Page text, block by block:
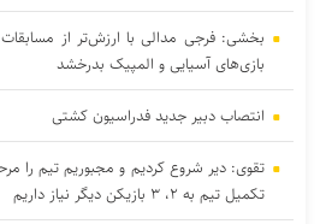
بخشی: فرجی مدالی با ارزش‌تر از
بازی‌های آسیایی و المپیک بدرخشد
انتصاب دبیر جدید فدراسیون کشتی
تقوی: دیر شروع کردیم و مجبوریم تیم را
تکمیل تیم به ۲، ۳ بازیکن دیگر نیاز داریم